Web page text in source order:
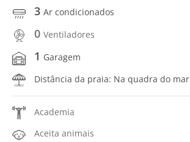
3 Ar condicionados
0 Ventiladores
1 Garagem
Distância da praia: Na quadra do mar
Academia
Aceita animais